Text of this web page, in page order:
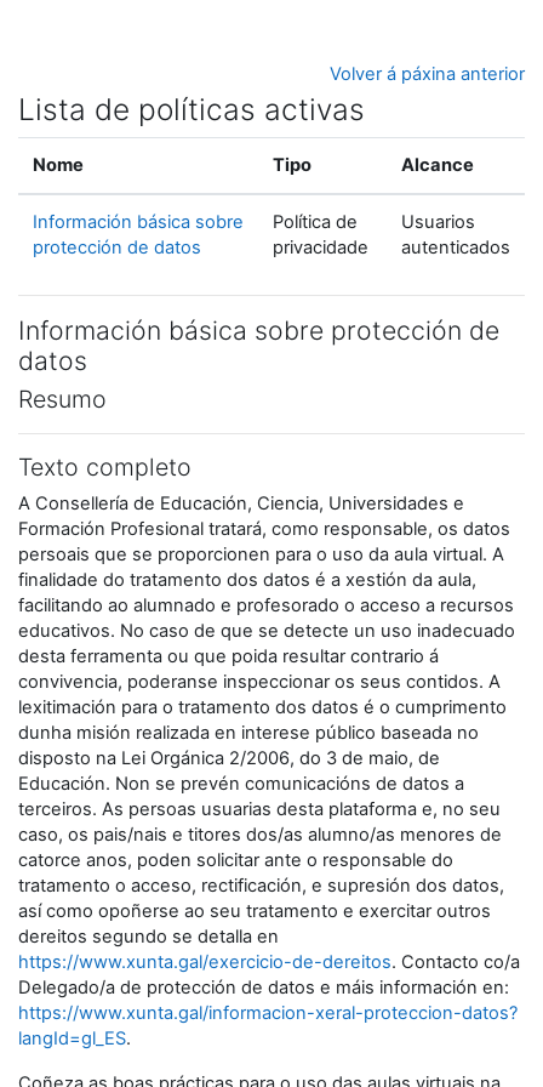
Volver á páxina anterior
Lista de políticas activas
Nome Tipo Alcance
Información básica sobre
protección de datos
Política de
privacidade
Usuarios
autenticados
Información básica sobre protección de
datos
Resumo
Texto completo
A Consellería de Educación, Ciencia, Universidades e
Formación Profesional tratará, como responsable, os datos
persoais que se proporcionen para o uso da aula virtual. A
finalidade do tratamento dos datos é a xestión da aula,
facilitando ao alumnado e profesorado o acceso a recursos
educativos. No caso de que se detecte un uso inadecuado
desta ferramenta ou que poida resultar contrario á
convivencia, poderanse inspeccionar os seus contidos. A
lexitimación para o tratamento dos datos é o cumprimento
dunha misión realizada en interese público baseada no
disposto na Lei Orgánica 2/2006, do 3 de maio, de
Educación. Non se prevén comunicacións de datos a
terceiros. As persoas usuarias desta plataforma e, no seu
caso, os pais/nais e titores dos/as alumno/as menores de
catorce anos, poden solicitar ante o responsable do
tratamento o acceso, rectificación, e supresión dos datos,
así como opoñerse ao seu tratamento e exercitar outros
dereitos segundo se detalla en
https://www.xunta.gal/exercicio-de-dereitos. Contacto co/a
Delegado/a de protección de datos e máis información en:
https://www.xunta.gal/informacion-xeral-proteccion-datos?
langId=gl_ES.